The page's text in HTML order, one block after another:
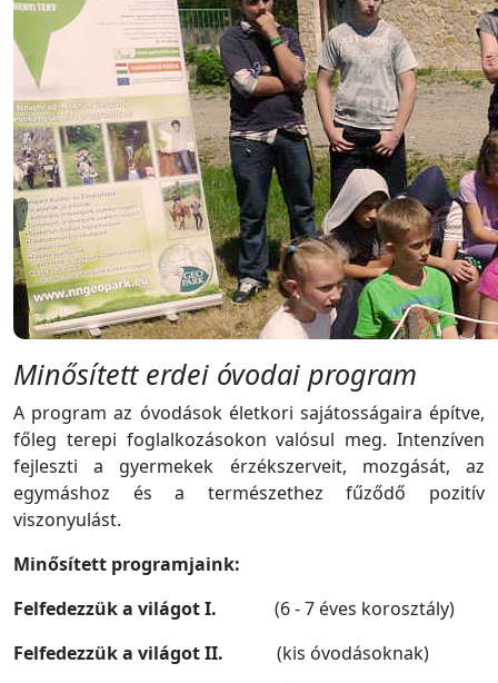
Minősített erdei óvodai program
A program az óvodások életkori sajátosságaira építve,
főleg terepi foglalkozásokon valósul meg. Intenzíven
fejleszti a gyermekek érzékszerveit, mozgását, az
egymáshoz és a természethez fűződő pozitív
viszonyulást.
Minősített programjaink:
Felfedezzük a világot I. (6 - 7 éves korosztály)
Felfedezzük a világot II. (kis óvodásoknak)